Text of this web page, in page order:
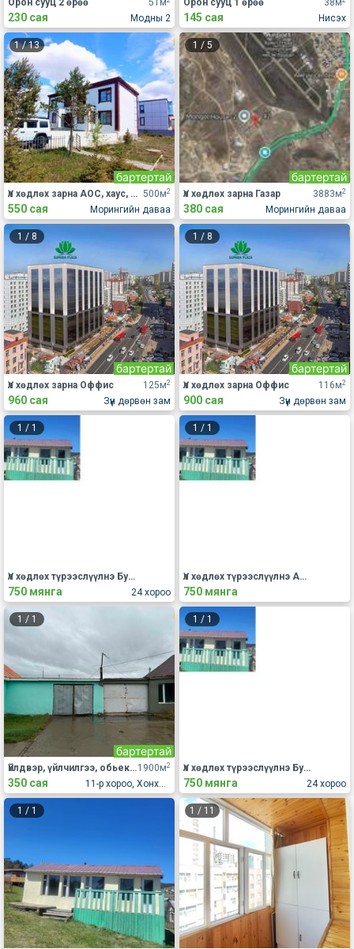
51м
Модны 2
Орон сууц 2 өрөө
230 сая
38м
Нисэх
Орон сууц 1 өрөө
145 сая
1/13
бартертай
500м2
Морингийн даваа
Үл хөдлөх зарна АОС, хаус, зуслан
550 сая
1 / 5
бартертай
3883м2
Морингийн даваа
Үл хөдлөх зарна Газар
380 сая
1 / 8
бартертай
125м2
Зүүн дөрвөн зам
Үл хөдлөх зарна Оффис
960 сая
1 / 8
бартертай
116м2
Зүүн дөрвөн зам
Үл хөдлөх зарна Оффис
900 сая
1 / 1
24 хороо
Үл хөдлөх түрээслүүлнэ Бусад
750 мянга
1 / 1
Үл хөдлөх түрээслүүлнэ АОС, хаус, зуслан
750 мянга
1 / 1
бартертай
1900м2
11-р хороо, Хонхорт
Үйлдвэр, үйлчилгээ, обьект Үйлдвэрлэл
350 сая
1 / 1
24 хороо
Үл хөдлөх түрээслүүлнэ Бусад
750 мянга
1 / 1 1 / 11